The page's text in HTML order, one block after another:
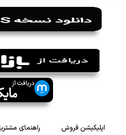
اپلیکیشن فروش راهنمای